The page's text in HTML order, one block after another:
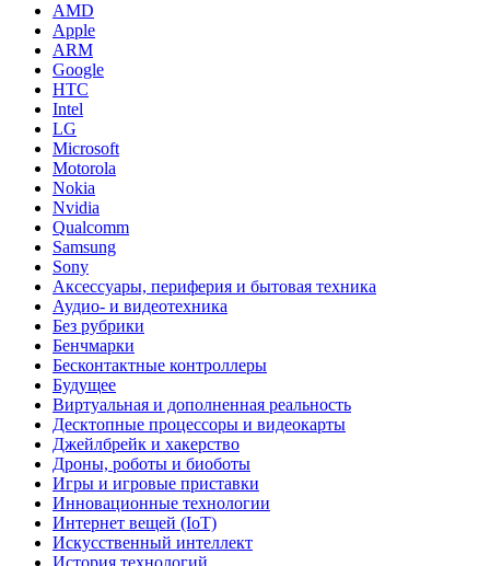
AMD
Apple
ARM
Google
HTC
Intel
LG
Microsoft
Motorola
Nokia
Nvidia
Qualcomm
Samsung
Sony
Аксессуары, периферия и бытовая техника
Аудио- и видеотехника
Без рубрики
Бенчмарки
Бесконтактные контроллеры
Будущее
Виртуальная и дополненная реальность
Десктопные процессоры и видеокарты
Джейлбрейк и хакерство
Дроны, роботы и биоботы
Игры и игровые приставки
Инновационные технологии
Интернет вещей (IoT)
Искусственный интеллект